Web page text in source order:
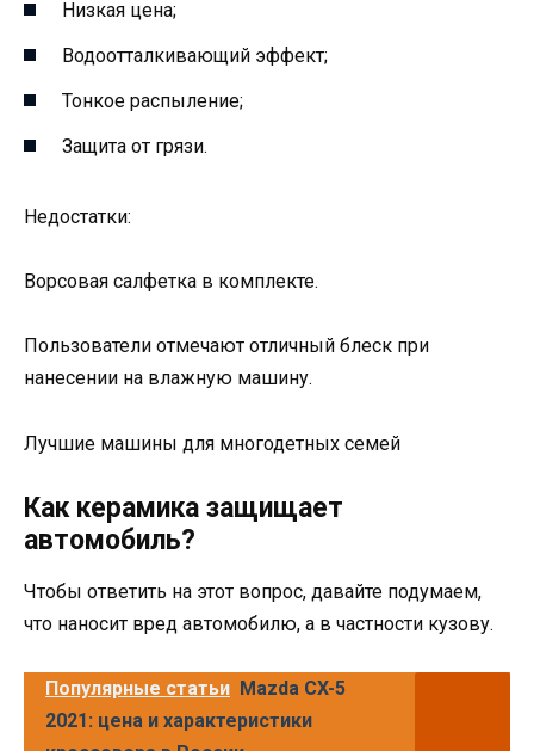
Низкая цена;
Водоотталкивающий эффект;
Тонкое распыление;
Защита от грязи.
Недостатки:
Ворсовая салфетка в комплекте.
Пользователи отмечают отличный блеск при
нанесении на влажную машину.
Лучшие машины для многодетных семей
Как керамика защищает
автомобиль?
Чтобы ответить на этот вопрос, давайте подумаем,
что наносит вред автомобилю, а в частности кузову.
Популярные статьи Mazda CX-5
2021: цена и характеристики